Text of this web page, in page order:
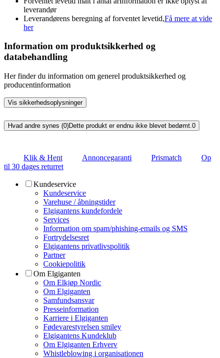
leverandør
Leverandørens beregning af forventet levetid,Få mere at vide
her
Information om produktsikkerhed og
databehandling
Her finder du information om generel produktsikkerhed og
producentinformation
Vis sikkerhedsoplysninger
Hvad andre synes (0)Dette produkt er endnu ikke blevet bedømt.0
Klik & Hent Annoncegaranti Prismatch
Op
til 30 dages returret
Kundeservice
Kundeservice
Varehuse / åbningstider
Elgigantens kundefordele
Services
Information om spam/phishing-emails og SMS
Fortrydelsesret
Elgigantens privatlivspolitik
Partner
Cookiepolitik
Om Elgiganten
Om Elkjøp Nordic
Om Elgiganten
Samfundsansvar
Presseinformation
Karriere i Elgiganten
Fødevarestyrelsen smiley
Elgigantens Kundeklub
Om Elgiganten Erhverv
Whistleblowing i organisationen